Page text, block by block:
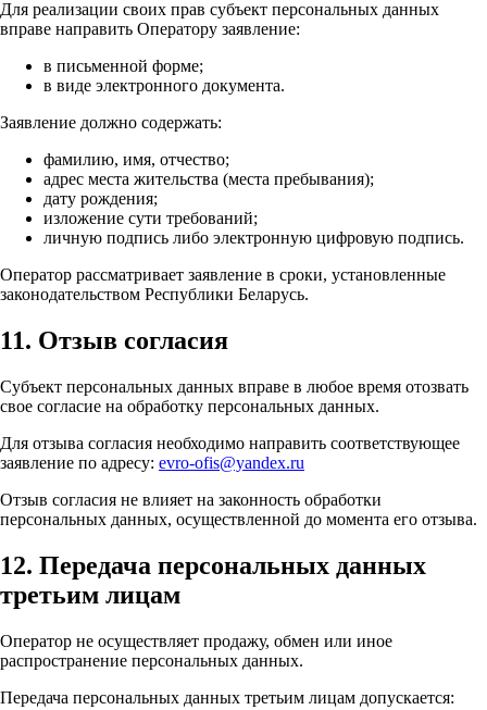
Для реализации своих прав субъект персональных данных
вправе направить Оператору заявление:
в письменной форме;
в виде электронного документа.
Заявление должно содержать:
фамилию, имя, отчество;
адрес места жительства (места пребывания);
дату рождения;
изложение сути требований;
личную подпись либо электронную цифровую подпись.
Оператор рассматривает заявление в сроки, установленные
законодательством Республики Беларусь.
11. Отзыв согласия
Субъект персональных данных вправе в любое время отозвать
свое согласие на обработку персональных данных.
Для отзыва согласия необходимо направить соответствующее
заявление по адресу: evro-ofis@yandex.ru
Отзыв согласия не влияет на законность обработки
персональных данных, осуществленной до момента его отзыва.
12. Передача персональных данных
третьим лицам
Оператор не осуществляет продажу, обмен или иное
распространение персональных данных.
Передача персональных данных третьим лицам допускается: